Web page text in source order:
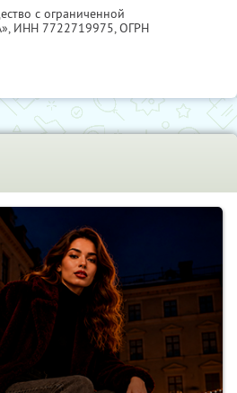
с ограниченной
ИНН 7722719975, ОГРН